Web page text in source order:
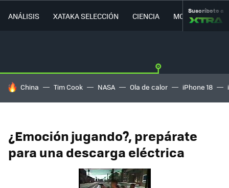
ANÁLISIS XATAKA SELECCIÓN CIENCIA MOVILIDAD
Suscríbete a
HOY SE HABLA DE
China Tim Cook NASA Ola de calor iPhone 18
¿Emoción jugando?, prepárate
para una descarga eléctrica